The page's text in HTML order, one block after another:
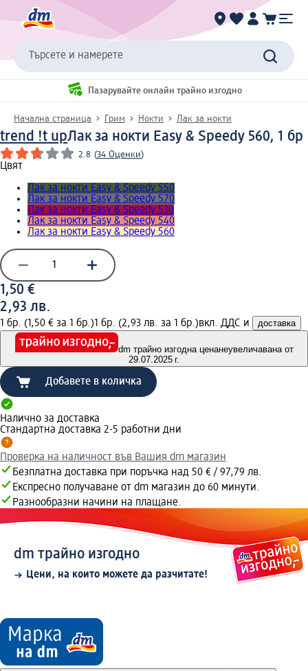
Търсете и намерете
Пазарувайте онлайн трайно изгодно
Начална страница Грим Нокти Лак за нокти
trend !t upЛак за нокти Easy & Speedy 560, 1 бр
2.8 (34 Оценки)
Цвят
Лак за нокти Easy & Speedy 550
Лак за нокти Easy & Speedy 570
Лак за нокти Easy & Speedy 530
Лак за нокти Easy & Speedy 540
Лак за нокти Easy & Speedy 560
1,50 €
2,93 лв.
1 бр. (1,50 € за 1 бр.)1 бр. (2,93 лв. за 1 бр.)вкл. ДДС и доставка
dm трайно изгодна ценанеувеличавана от
29.07.2025 г.
Добавете в количка
Налично за доставка
Стандартна доставка 2-5 работни дни
Проверка на наличност във Вашия dm магазин
Безплатна доставка при поръчка над 50 € / 97,79 лв.
Експресно получаване от dm магазин до 60 минути.
Разнообразни начини на плащане.
dm трайно изгодно
Цени, на които можете да разчитате!